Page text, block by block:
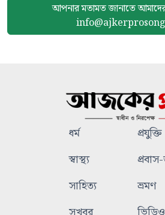
আপনার মতামত জানাতে
ধর্ম
প্রযুক্তি
স্বাস্থ্য
সাহিত্য
ভ্রমণ